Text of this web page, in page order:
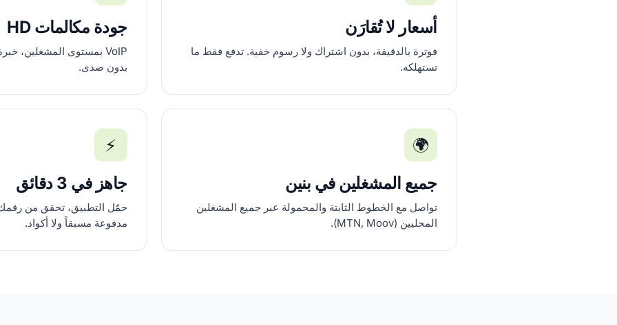
أسعار لا تُقارَن
فوترة بالدقيقة، بدون اشتراك ولا رسوم خفية. تدفع فقط ما
تستهلكه.
جودة مكالمات HD
بدون صدى.
🌍
جميع المشغلين في بنين
تواصل مع الخطوط الثابتة والمحمولة عبر جميع المشغلين
المحليين (MTN, Moov).
⚡
جاهز في 3 دقائق
حمّل التطبيق، تحقق من
مدفوعة مسبقاً ولا أكواد.